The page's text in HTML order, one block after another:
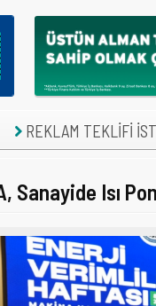
REKLAM TEKLİFİ
Sanayide Isı